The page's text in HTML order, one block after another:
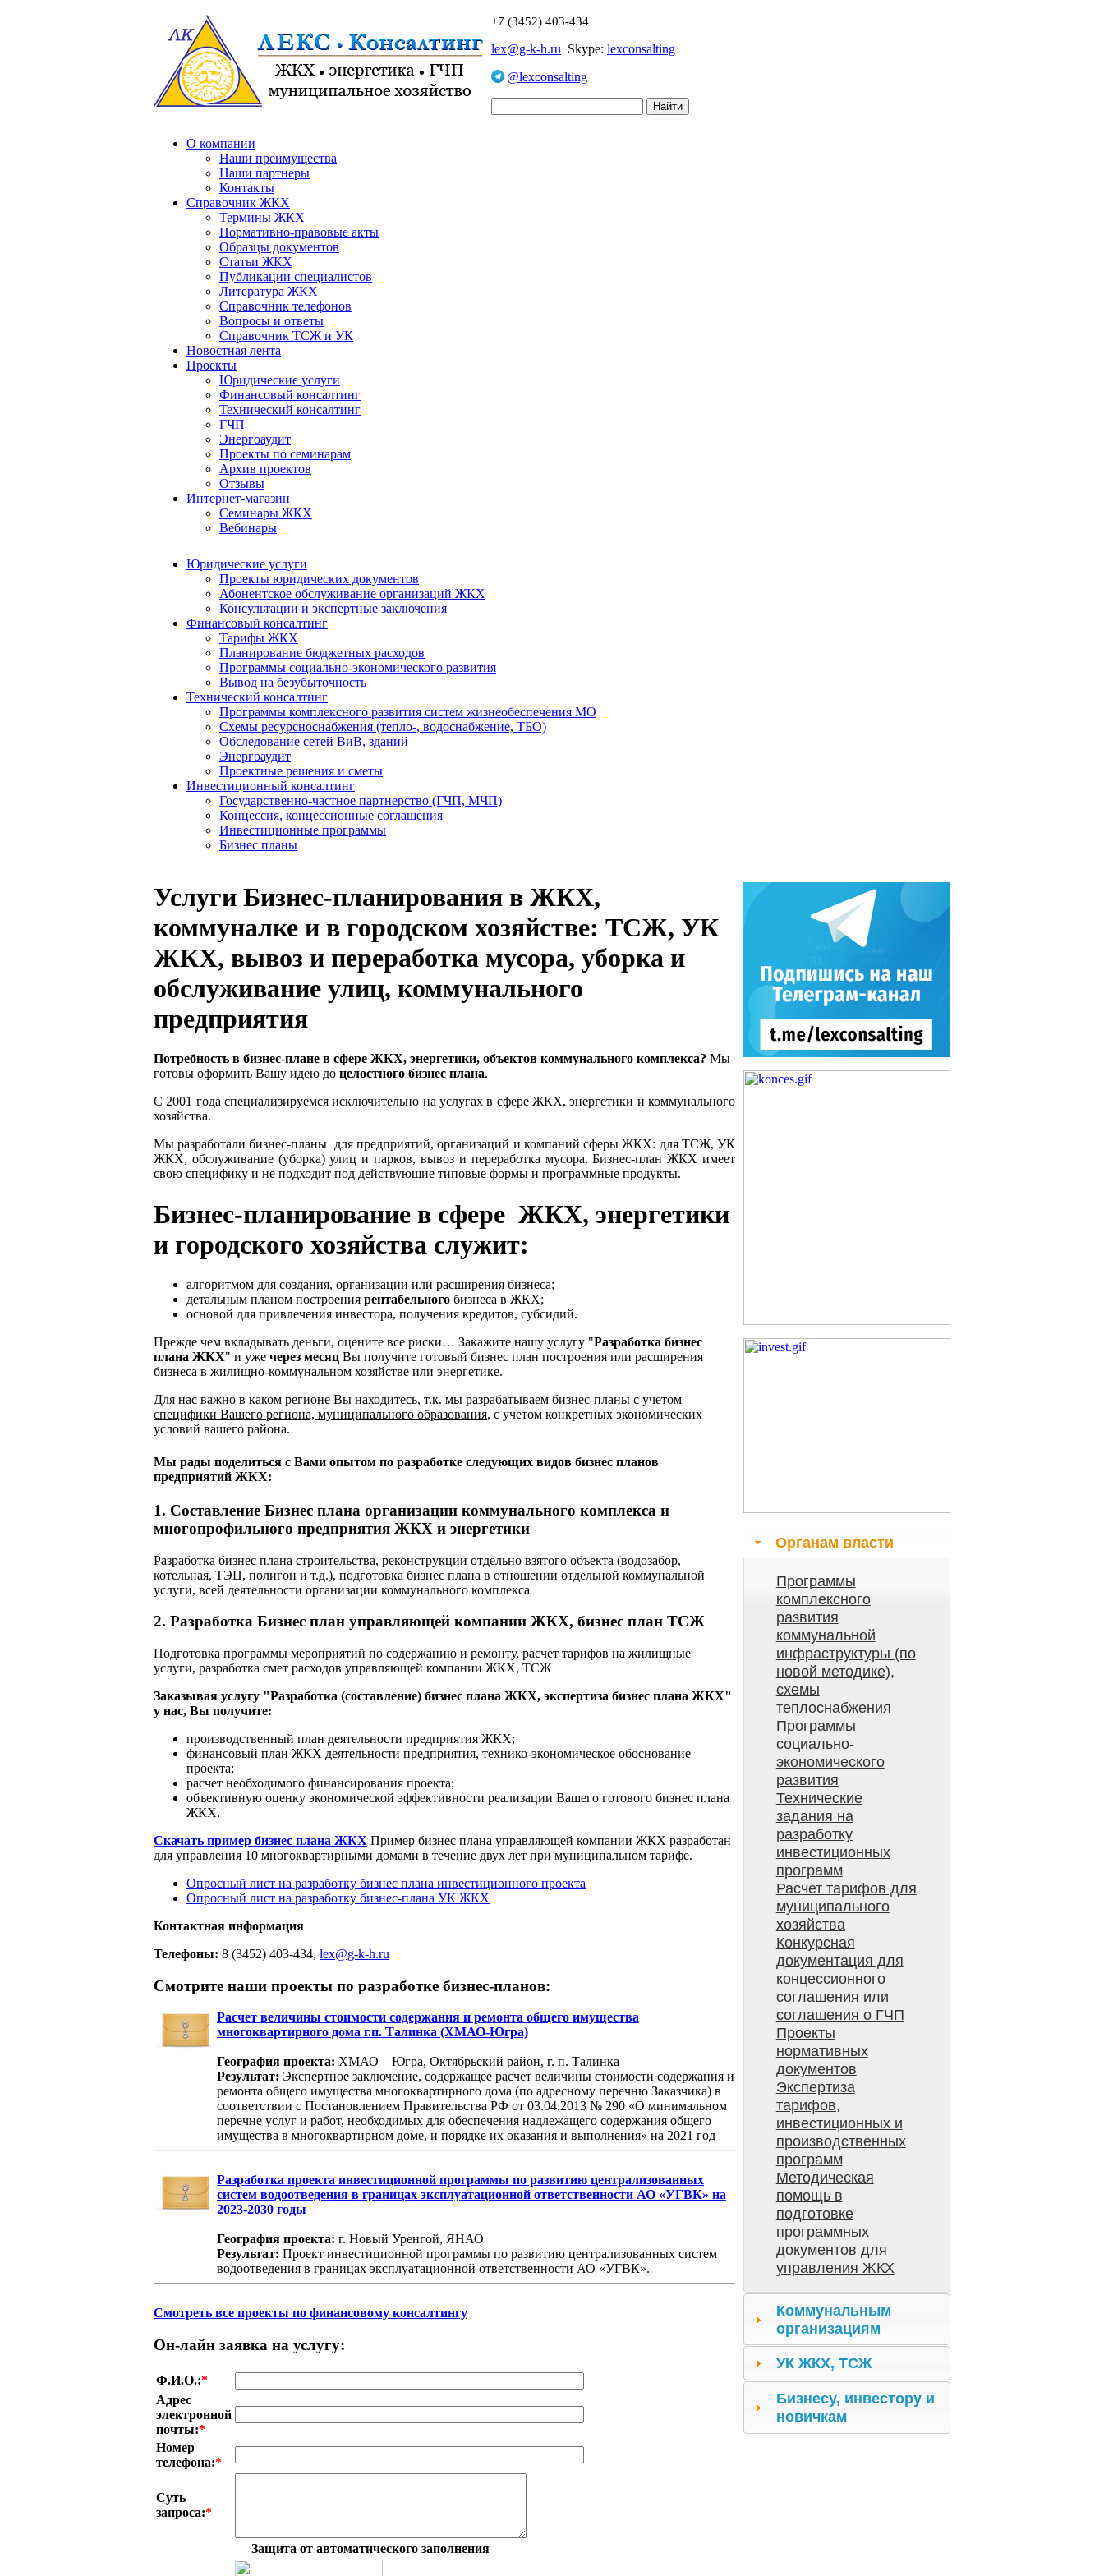
+7 (3452) 403-434
lex@g-k-h.ru Skype: lexconsalting
@lexconsalting
О компании
Наши преимущества
Наши партнеры
Контакты
Справочник ЖКХ
Термины ЖКХ
Нормативно-правовые акты
Образцы документов
Статьи ЖКХ
Публикации специалистов
Литература ЖКХ
Справочник телефонов
Вопросы и ответы
Справочник ТСЖ и УК
Новостная лента
Проекты
Юридические услуги
Финансовый консалтинг
Технический консалтинг
ГЧП
Энергоаудит
Проекты по семинарам
Архив проектов
Отзывы
Интернет-магазин
Семинары ЖКХ
Вебинары
Юридические услуги
Проекты юридических документов
Абонентское обслуживание организаций ЖКХ
Консультации и экспертные заключения
Финансовый консалтинг
Тарифы ЖКХ
Планирование бюджетных расходов
Программы социально-экономического развития
Вывод на безубыточность
Технический консалтинг
Программы комплексного развития систем жизнеобеспечения МО
Схемы ресурсноснабжения (тепло-, водоснабжение, ТБО)
Обследование сетей ВиВ, зданий
Энергоаудит
Проектные решения и сметы
Инвестиционный консалтинг
Государственно-частное партнерство (ГЧП, МЧП)
Концессия, концессионные соглашения
Инвестиционные программы
Бизнес планы
Услуги Бизнес-планирования в ЖКХ,
коммуналке и в городском хозяйстве: ТСЖ, УК
ЖКХ, вывоз и переработка мусора, уборка и
обслуживание улиц, коммунального
предприятия
Потребность в бизнес-плане в сфере ЖКХ, энергетики, объектов коммунального комплекса? Мы
готовы оформить Вашу идею до целостного бизнес плана.
С 2001 года специализируемся исключительно на услугах в сфере ЖКХ, энергетики и коммунального
хозяйства.
Мы разработали бизнес-планы для предприятий, организаций и компаний сферы ЖКХ: для ТСЖ, УК
ЖКХ, обслуживание (уборка) улиц и парков, вывоз и переработка мусора. Бизнес-план ЖКХ имеет
свою специфику и не подходит под действующие типовые формы и программные продукты.
Бизнес-планирование в сфере ЖКХ, энергетики
и городского хозяйства служит:
алгоритмом для создания, организации или расширения бизнеса;
детальным планом построения рентабельного бизнеса в ЖКХ;
основой для привлечения инвестора, получения кредитов, субсидий.
Прежде чем вкладывать деньги, оцените все риски… Закажите нашу услугу "Разработка бизнес
плана ЖКХ" и уже через месяц Вы получите готовый бизнес план построения или расширения
бизнеса в жилищно-коммунальном хозяйстве или энергетике.
Для нас важно в каком регионе Вы находитесь, т.к. мы разрабатываем бизнес-планы с учетом
специфики Вашего региона, муниципального образования, с учетом конкретных экономических
условий вашего района.
Мы рады поделиться с Вами опытом по разработке следующих видов бизнес планов
предприятий ЖКХ:
1. Составление Бизнес плана организации коммунального комплекса и
многопрофильного предприятия ЖКХ и энергетики
Разработка бизнес плана строительства, реконструкции отдельно взятого объекта (водозабор,
котельная, ТЭЦ, полигон и т.д.), подготовка бизнес плана в отношении отдельной коммунальной
услуги, всей деятельности организации коммунального комплекса
2. Разработка Бизнес план управляющей компании ЖКХ, бизнес план ТСЖ
Подготовка программы мероприятий по содержанию и ремонту, расчет тарифов на жилищные
услуги, разработка смет расходов управляющей компании ЖКХ, ТСЖ
Заказывая услугу "Разработка (составление) бизнес плана ЖКХ, экспертиза бизнес плана ЖКХ"
у нас, Вы получите:
производственный план деятельности предприятия ЖКХ;
финансовый план ЖКХ деятельности предприятия, технико-экономическое обоснование
проекта;
расчет необходимого финансирования проекта;
объективную оценку экономической эффективности реализации Вашего готового бизнес плана
ЖКХ.
Скачать пример бизнес плана ЖКХ Пример бизнес плана управляющей компании ЖКХ разработан
для управления 10 многоквартирными домами в течение двух лет при муниципальном тарифе.
Опросный лист на разработку бизнес плана инвестиционного проекта
Опросный лист на разработку бизнес-плана УК ЖКХ
Контактная информация
Телефоны: 8 (3452) 403-434, lex@g-k-h.ru
Смотрите наши проекты по разработке бизнес-планов:
Расчет величины стоимости содержания и ремонта общего имущества
многоквартирного дома г.п. Талинка (ХМАО-Югра)
География проекта: ХМАО – Югра, Октябрьский район, г. п. Талинка
Результат: Экспертное заключение, содержащее расчет величины стоимости содержания и
ремонта общего имущества многоквартирного дома (по адресному перечню Заказчика) в
соответствии с Постановлением Правительства РФ от 03.04.2013 № 290 «О минимальном
перечне услуг и работ, необходимых для обеспечения надлежащего содержания общего
имущества в многоквартирном доме, и порядке их оказания и выполнения» на 2021 год
Разработка проекта инвестиционной программы по развитию централизованных
систем водоотведения в границах эксплуатационной ответственности АО «УГВК» на
2023-2030 годы
География проекта: г. Новый Уренгой, ЯНАО
Результат: Проект инвестиционной программы по развитию централизованных систем
водоотведения в границах эксплуатационной ответственности АО «УГВК».
Смотреть все проекты по финансовому консалтингу
Он-лайн заявка на услугу:
Ф.И.О.:*
Адрес
электронной
почты:*
Номер
телефона:*
Суть
запроса:*
Защита от автоматического заполнения
Органам власти
Программы
комплексного
развития
коммунальной
инфраструктуры (по
новой методике),
схемы
теплоснабжения
Программы
социально-
экономического
развития
Технические
задания на
разработку
инвестиционных
программ
Расчет тарифов для
муниципального
хозяйства
Конкурсная
документация для
концессионного
соглашения или
соглашения о ГЧП
Проекты
нормативных
документов
Экспертиза
тарифов,
инвестиционных и
производственных
программ
Методическая
помощь в
подготовке
программных
документов для
управления ЖКХ
Коммунальным
организациям
УК ЖКХ, ТСЖ
Бизнесу, инвестору и
новичкам